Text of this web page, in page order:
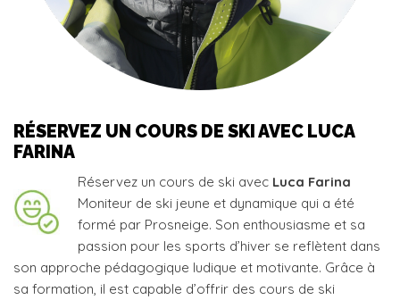
RÉSERVEZ UN COURS DE SKI AVEC LUCA
FARINA
Réservez un cours de ski avec Luca Farina
Moniteur de ski jeune et dynamique qui a été
formé par Prosneige. Son enthousiasme et sa
passion pour les sports d’hiver se reflètent dans
son approche pédagogique ludique et motivante. Grâce à
sa formation, il est capable d’offrir des cours de ski